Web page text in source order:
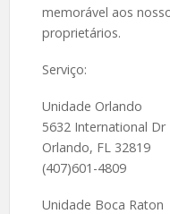
memorável aos
proprietários.
Serviço:
Unidade Orlando
5632 International Dr
Orlando, FL 32819
(407)601-4809
Unidade Boca Raton